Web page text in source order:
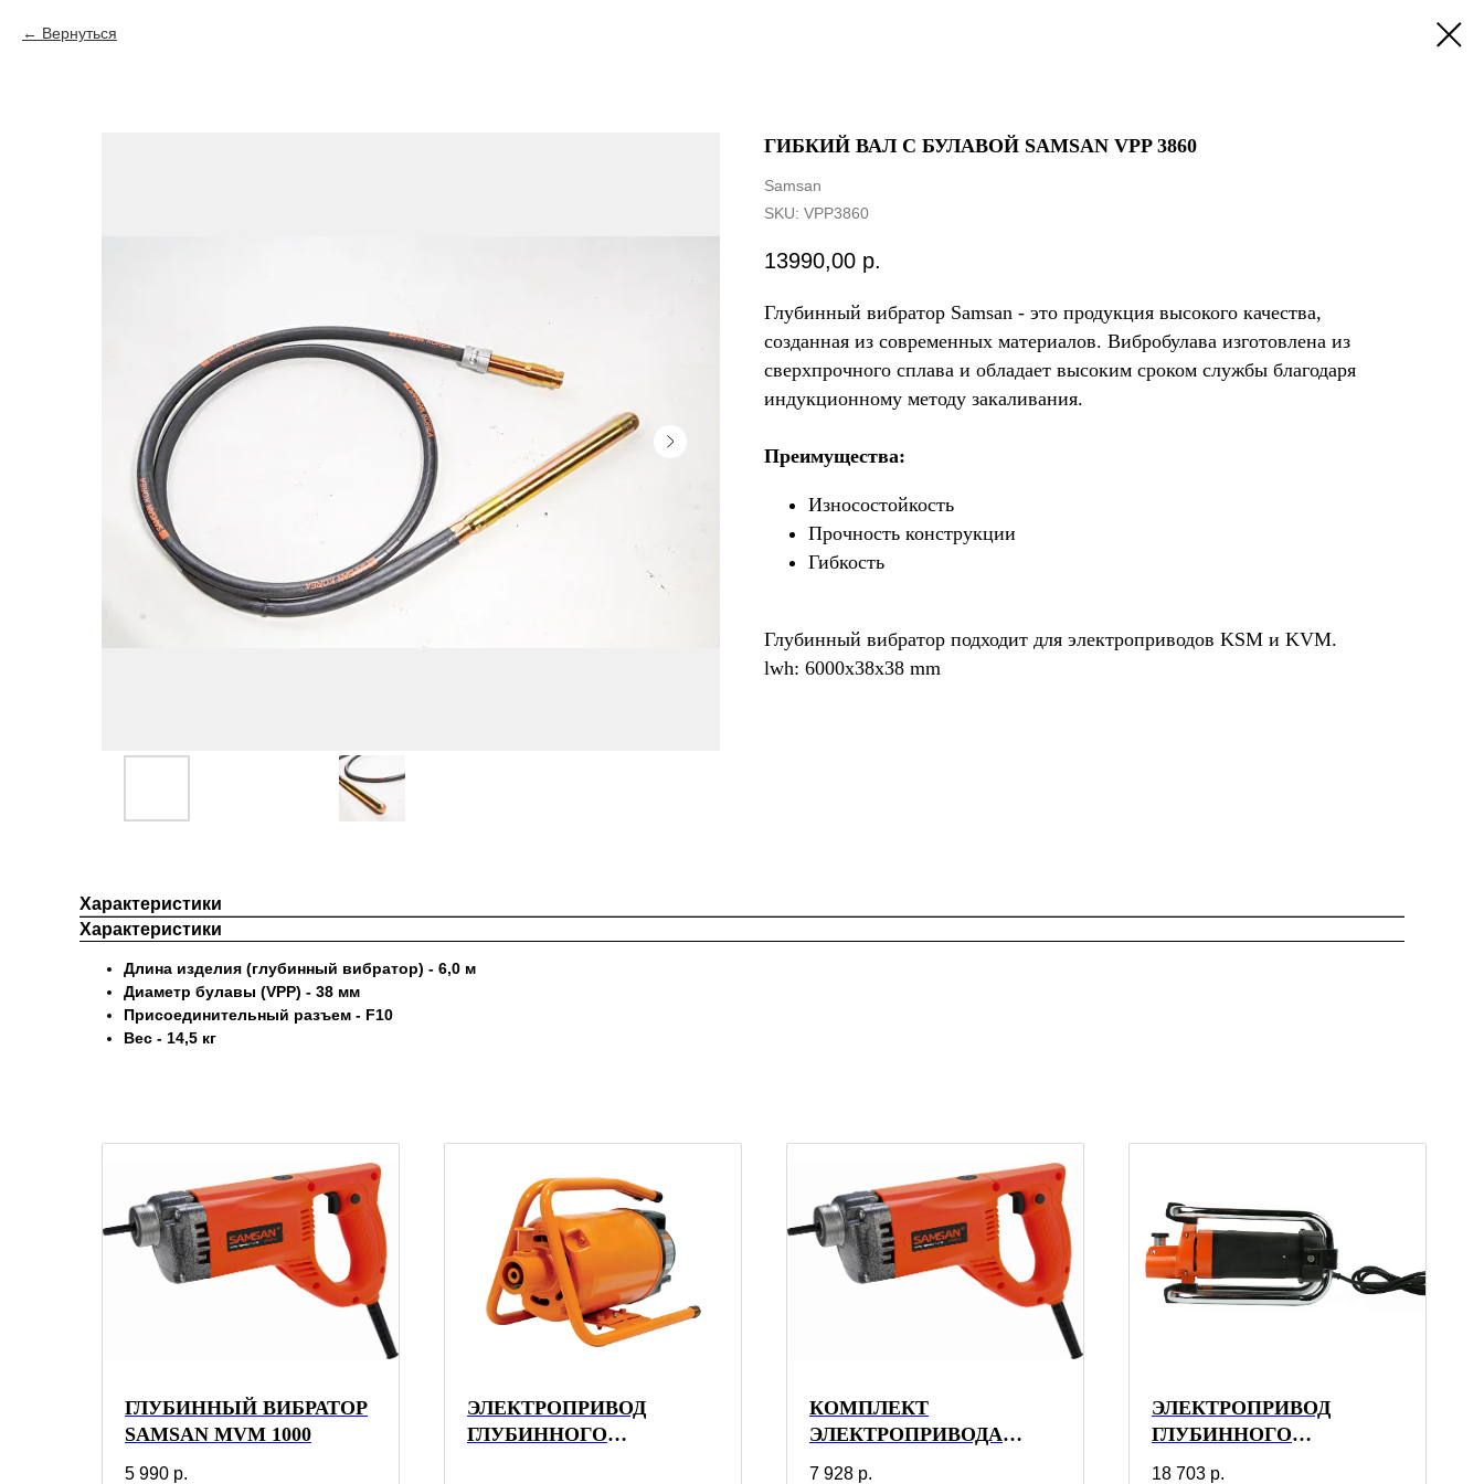
Вернуться
ГИБКИЙ ВАЛ С БУЛАВОЙ SAMSAN VPP 3860
Samsan
SKU: VPP3860
13990,00 р.
Глубинный вибратор Samsan - это продукция высокого качества,
созданная из современных материалов. Вибробулава изготовлена из
сверхпрочного сплава и обладает высоким сроком службы благодаря
индукционному методу закаливания.
Преимущества:
Износостойкость
Прочность конструкции
Гибкость
Глубинный вибратор подходит для электроприводов KSM и KVM.
lwh: 6000x38x38 mm
Характеристики
Характеристики
Длина изделия (глубинный вибратор) - 6,0 м
Диаметр булавы (VPP) - 38 мм
Присоединительный разъем - F10
Вес - 14,5 кг
ГЛУБИННЫЙ ВИБРАТОР
SAMSAN MVM 1000
5 990 р.
ЭЛЕКТРОПРИВОД
ГЛУБИННОГО
КОМПЛЕКТ
ЭЛЕКТРОПРИВОДА
ГЛУБИННОГО
7 928 р.
ЭЛЕКТРОПРИВОД
ГЛУБИННОГО
ВИБРАТОРА SAMSAN
18 703 р.